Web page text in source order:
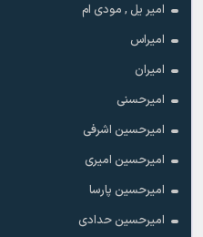
امیر یل , مودی ام
امیراس
امیران
امیرحسنی
امیرحسین اشرفی
امیرحسین امیری
امیرحسین پارسا
امیرحسین حدادی